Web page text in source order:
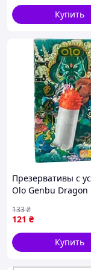
беременности и
передающихся
Купить
Презервативы с
Olo Genbu
(ROZ6501053514)
121 ₴
133₴
Купить